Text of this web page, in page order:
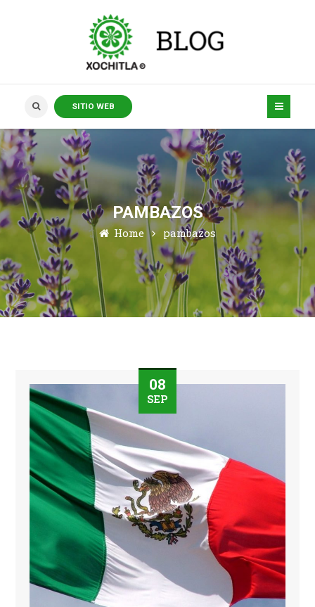
SITIO WEB
PAMBAZOS
Home pambazos
08
SEP